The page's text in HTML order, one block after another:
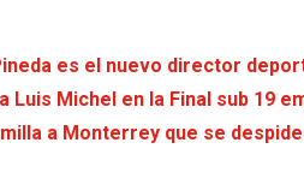
es el nuevo director
Luis Michel en la Final sub 19
a Monterrey que se